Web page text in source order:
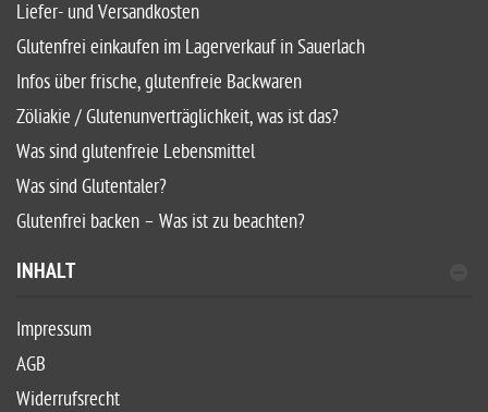
Liefer- und Versandkosten
Glutenfrei einkaufen im Lagerverkauf in Sauerlach
Infos über frische, glutenfreie Backwaren
Zöliakie / Glutenunverträglichkeit, was ist das?
Was sind glutenfreie Lebensmittel
Was sind Glutentaler?
Glutenfrei backen – Was ist zu beachten?
INHALT
Impressum
AGB
Widerrufsrecht